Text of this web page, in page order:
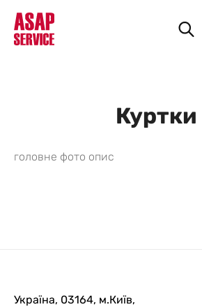
Пошук
товарів
Куртки
головне фото опис
Україна, 03164, м.Київ,